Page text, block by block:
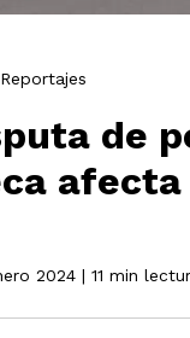
Reportajes
de
2024 | 11 min